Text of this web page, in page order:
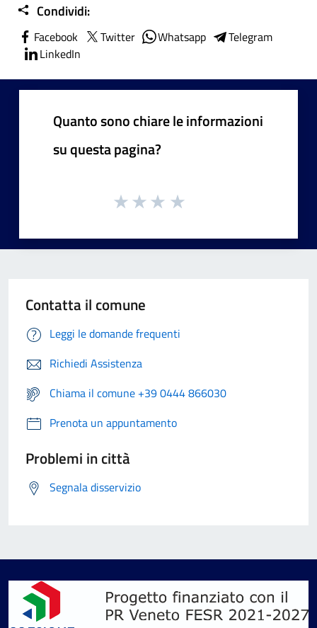
Condividi:
Facebook Twitter Whatsapp
Telegram
LinkedIn
Quanto sono chiare le informazioni
su questa pagina?
Contatta il comune
Leggi le domande frequenti
Richiedi Assistenza
Chiama il comune +39 0444 866030
Prenota un appuntamento
Problemi in città
Segnala disservizio